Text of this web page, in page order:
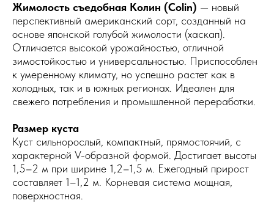
Жимолость съедобная Колин (Colin) — новый
перспективный американский сорт, созданный на
основе японской голубой жимолости (хаскап).
Отличается высокой урожайностью, отличной
зимостойкостью и универсальностью. Приспособлен
к умеренному климату, но успешно растет как в
холодных, так и в южных регионах. Идеален для
свежего потребления и промышленной переработки.
Размер куста
Куст сильнорослый, компактный, прямостоячий, с
характерной V-образной формой. Достигает высоты
1,5–2 м при ширине 1,2–1,5 м. Ежегодный прирост
составляет 1–1,2 м. Корневая система мощная,
поверхностная.